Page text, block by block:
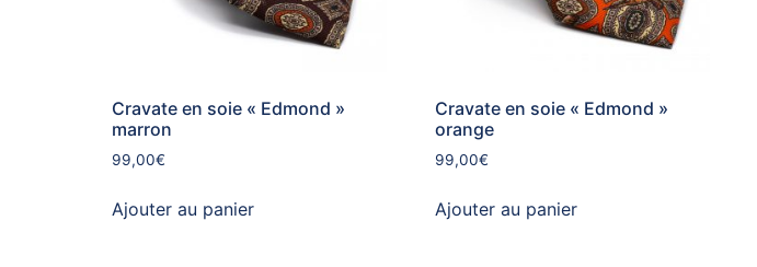
Cravate en soie « Edmond »
marron
99,00€
Ajouter au panier
Cravate en soie « Edmond »
orange
99,00€
Ajouter au panier